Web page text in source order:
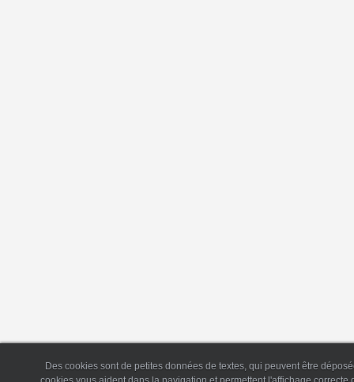
Des cookies sont de petites données de textes, qui peuvent être